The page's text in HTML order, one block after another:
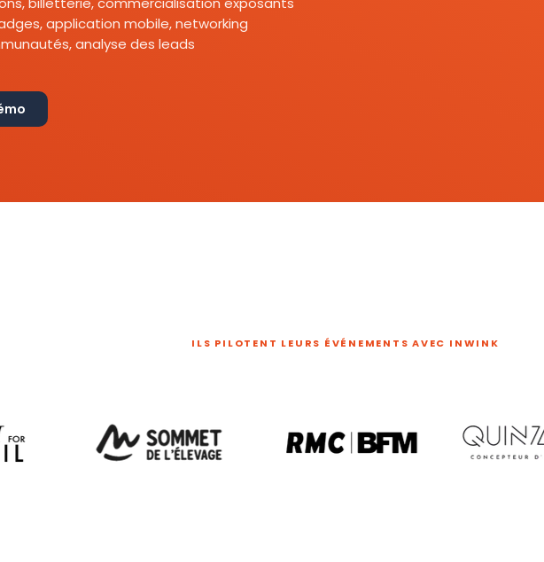
application mobile, networking
analyse des leads
ILS PILOTENT LEURS ÉVÉNEMENTS AVEC INWINK